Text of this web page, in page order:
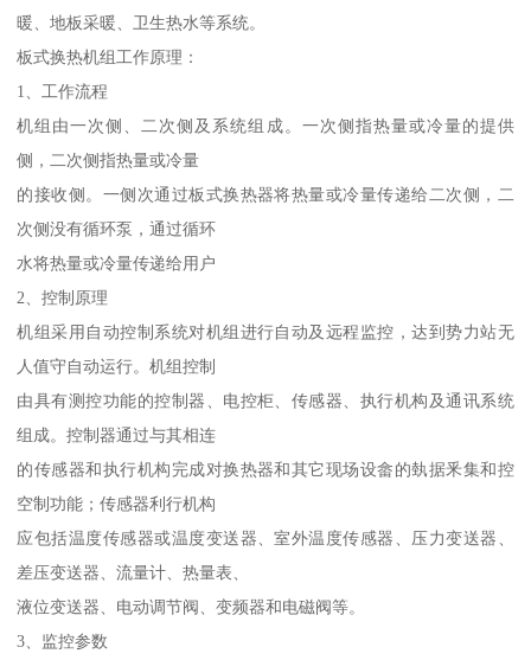
暖、地板采暖、卫生热水等系统。
板式换热机组工作原理：
1、工作流程
机组由一次侧、二次侧及系统组成。一次侧指热量或冷量的提供
侧，二次侧指热量或冷量
的接收侧。一侧次通过板式换热器将热量或冷量传递给二次侧，二
次侧没有循环泵，通过循环
水将热量或冷量传递给用户
2、控制原理
机组采用自动控制系统对机组进行自动及远程监控，达到势力站无
人值守自动运行。机组控制
由具有测控功能的控制器、电控柜、传感器、执行机构及通讯系统
组成。控制器通过与其相连
的传感器和执行机构完成对换热器和其它现场设畲的埶据釆集和控
空制功能；传感器利行机构
应包括温度传感器或温度变送器、室外温度传感器、压力变送器、
差压变送器、流量计、热量表、
液位变送器、电动调节阀、变频器和电磁阀等。
3、监控参数